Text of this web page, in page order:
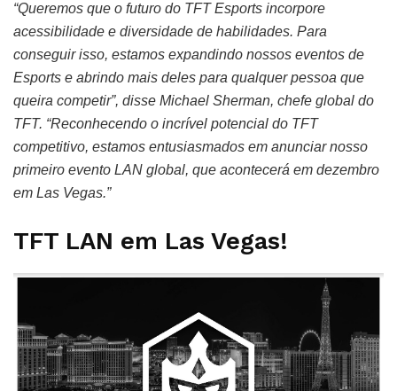
“Queremos que o futuro do TFT Esports incorpore
acessibilidade e diversidade de habilidades. Para
conseguir isso, estamos expandindo nossos eventos de
Esports e abrindo mais deles para qualquer pessoa que
queira competir”, disse Michael Sherman, chefe global do
TFT. “Reconhecendo o incrível potencial do TFT
competitivo, estamos entusiasmados em anunciar nosso
primeiro evento LAN global, que acontecerá em dezembro
em Las Vegas.”
TFT LAN em Las Vegas!